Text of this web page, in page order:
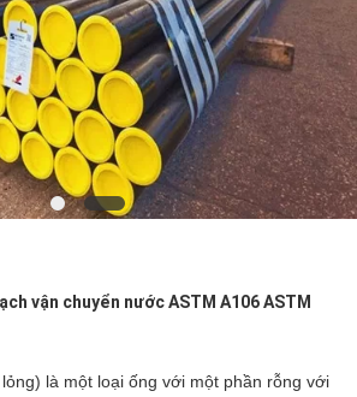
vận chuyển nước ASTM A106 ASTM
là một loại ống với một phần rỗng với